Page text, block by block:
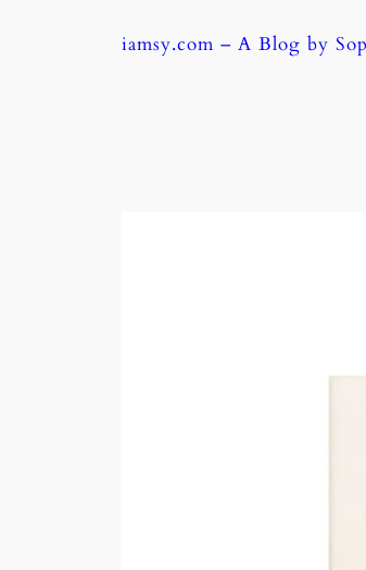
iamsy.com – A Blog by